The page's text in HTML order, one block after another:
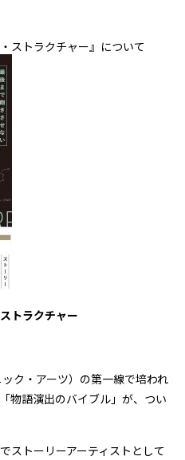
ストラクチャー』について
トラクチャー
ク・アーツ）の第一線で培われ
物語演出のバイブル」が、つい
ストーリーアーティストとして